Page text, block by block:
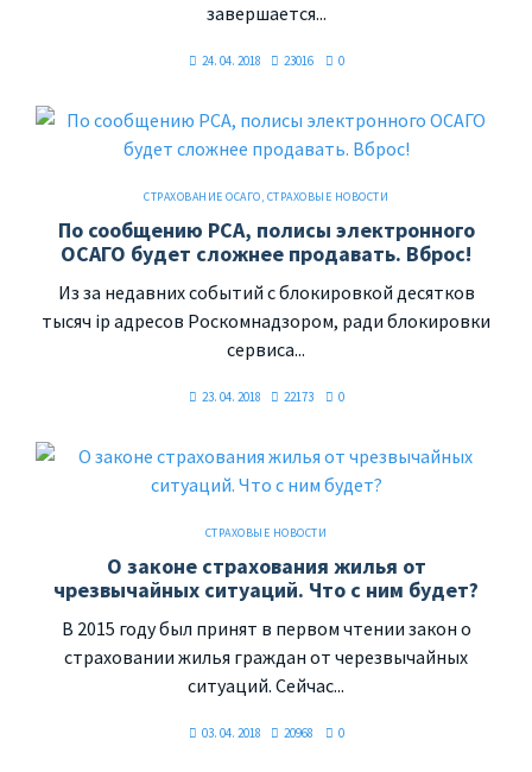
завершается...
24. 04. 2018 23016 0
СТРАХОВАНИЕ ОСАГО, СТРАХОВЫЕ НОВОСТИ
По сообщению РСА, полисы электронного
ОСАГО будет сложнее продавать. Вброс!
Из за недавних событий с блокировкой десятков
тысяч ip адресов Роскомнадзором, ради блокировки
сервиса...
23. 04. 2018 22173 0
СТРАХОВЫЕ НОВОСТИ
О законе страхования жилья от
чрезвычайных ситуаций. Что с ним будет?
В 2015 году был принят в первом чтении закон о
страховании жилья граждан от черезвычайных
ситуаций. Сейчас...
03. 04. 2018 20968 0